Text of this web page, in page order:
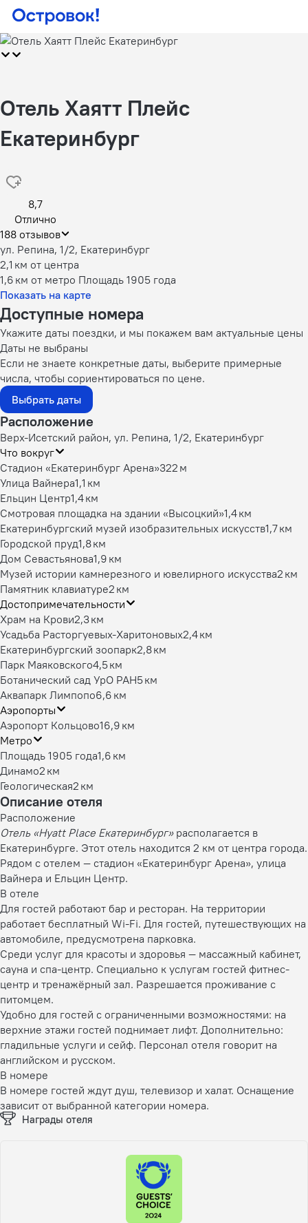
Отель Хаятт Плейс
Екатеринбург
8,7
Отлично
188 отзывов
ул. Репина, 1/2, Екатеринбург
2,1 км от центра
1,6 км от метро Площадь 1905 года
Показать на карте
Доступные номера
Укажите даты поездки, и мы покажем вам актуальные цены
Даты не выбраны
Если не знаете конкретные даты, выберите примерные
числа, чтобы сориентироваться по цене.
Выбрать даты
Расположение
Верх-Исетский район, ул. Репина, 1/2, Екатеринбург
Что вокруг
Стадион «Екатеринбург Арена»322 м
Улица Вайнера1,1 км
Ельцин Центр1,4 км
Смотровая площадка на здании «Высоцкий»1,4 км
Екатеринбургский музей изобразительных искусств1,7 км
Городской пруд1,8 км
Дом Севастьянова1,9 км
Музей истории камнерезного и ювелирного искусства2 км
Памятник клавиатуре2 км
Достопримечательности
Храм на Крови2,3 км
Усадьба Расторгуевых-Харитоновых2,4 км
Екатеринбургский зоопарк2,8 км
Парк Маяковского4,5 км
Ботанический сад УрО РАН5 км
Аквапарк Лимпопо6,6 км
Аэропорты
Аэропорт Кольцово16,9 км
Метро
Площадь 1905 года1,6 км
Динамо2 км
Геологическая2 км
Описание отеля
Расположение
Отель «Hyatt Place Екатеринбург»располагается в
Екатеринбурге. Этот отель находится 2 км от центра города.
Рядом с отелем — стадион «Екатеринбург Арена», улица
Вайнера и Ельцин Центр.
В отеле
Для гостей работают бар и ресторан. На территории
работает бесплатный Wi-Fi. Для гостей, путешествующих на
автомобиле, предусмотрена парковка.
Среди услуг для красоты и здоровья — массажный кабинет,
сауна и спа-центр. Специально к услугам гостей фитнес-
центр и тренажёрный зал. Разрешается проживание с
питомцем.
Удобно для гостей с ограниченными возможностями: на
верхние этажи гостей поднимает лифт. Дополнительно:
гладильные услуги и сейф. Персонал отеля говорит на
английском и русском.
В номере
В номере гостей ждут душ, телевизор и халат. Оснащение
зависит от выбранной категории номера.
Награды отеля